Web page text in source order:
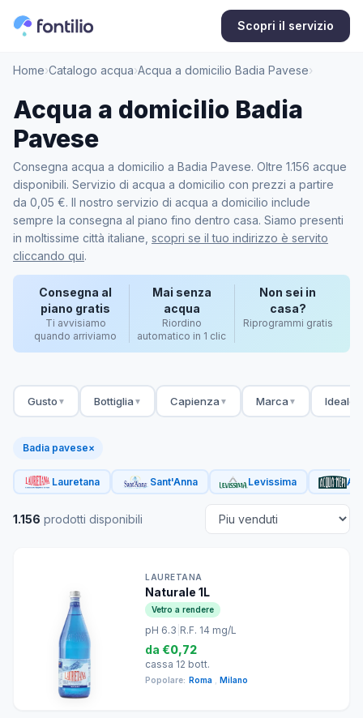
Scopri il servizio
Home›Catalogo acqua›Acqua a domicilio Badia Pavese›
Acqua a domicilio Badia
Pavese
Consegna acqua a domicilio a Badia Pavese. Oltre 1.156 acque
disponibili. Servizio di acqua a domicilio con prezzi a partire
da 0,05 €. Il nostro servizio di acqua a domicilio include
sempre la consegna al piano fino dentro casa. Siamo presenti
in moltissime città italiane, scopri se il tuo indirizzo è servito
cliccando qui.
Consegna al
piano gratis
Ti avvisiamo
quando arriviamo
Mai senza
acqua
Riordino
automatico in 1 clic
Non sei in
casa?
Riprogrammi gratis
Gusto ▼ Bottiglia ▼ Capienza ▼ Marca ▼ Ideale
Badia pavese×
Lauretana Sant'Anna Levissima
1.156 prodotti disponibili
LAURETANA
Naturale 1L
Vetro a rendere
pH 6.3 R.F. 14 mg/L
da €0,72
cassa 12 bott.
Popolare: Roma Milano